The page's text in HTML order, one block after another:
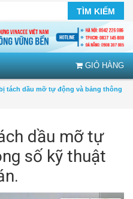
TÌM KIẾM
GIỎ HÀNG
tách dầu mỡ tự động và bảng thông
dầu mỡ tự
số kỹ thuật